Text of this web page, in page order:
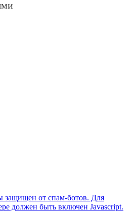
защищен от спам-ботов. Для
должен быть включен Javascript.